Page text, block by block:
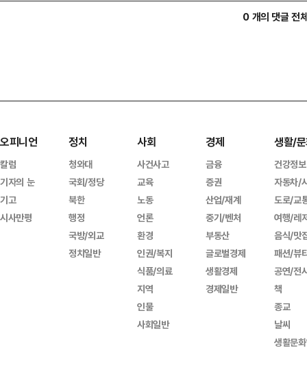
0 개의 댓글 전
오피니언
칼럼
기자의 눈
기고
시사만평
정치
청와대
국회/정당
북한
행정
국방/외교
정치일반
사회
사건사고
교육
노동
언론
환경
인권/복지
식품/의료
지역
인물
사회일반
경제
금융
증권
산업/재계
중기/벤처
부동산
글로벌경제
생활경제
경제일반
생활/
건강정보
자동차/
도로/교
여행/레
음식/맛
패션/뷰
공연/전
책
종교
날씨
생활문